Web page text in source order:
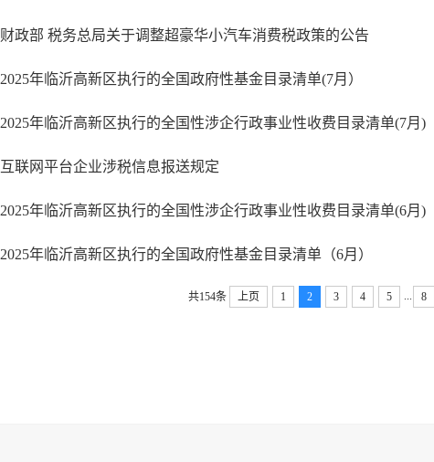
财政部 税务总局关于调整超豪华小汽车消费税政策的公告
2025年临沂高新区执行的全国政府性基金目录清单(7月）
2025年临沂高新区执行的全国性涉企行政事业性收费目录清单(7月)
互联网平台企业涉税信息报送规定
2025年临沂高新区执行的全国性涉企行政事业性收费目录清单(6月)
2025年临沂高新区执行的全国政府性基金目录清单（6月）
共154条 上页 1 2 3 4 5 8